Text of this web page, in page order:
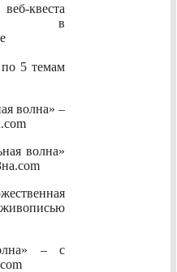
квеста
в
по 5 темам
волна» –
волна»
– с